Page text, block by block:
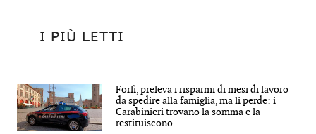
I PIÙ LETTI
Forlì, preleva i risparmi di mesi di lavoro
da spedire alla famiglia, ma li perde: i
Carabinieri trovano la somma e la
restituiscono